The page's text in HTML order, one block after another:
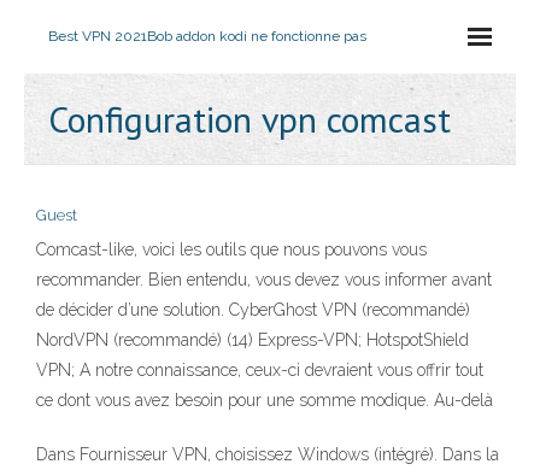
Best VPN 2021Bob addon kodi ne fonctionne pas
Configuration vpn comcast
Guest
Comcast-like, voici les outils que nous pouvons vous
recommander. Bien entendu, vous devez vous informer avant
de décider d’une solution. CyberGhost VPN (recommandé)
NordVPN (recommandé) (14) Express-VPN; HotspotShield
VPN; A notre connaissance, ceux-ci devraient vous offrir tout
ce dont vous avez besoin pour une somme modique. Au-delà
Dans Fournisseur VPN, choisissez Windows (intégré). Dans la